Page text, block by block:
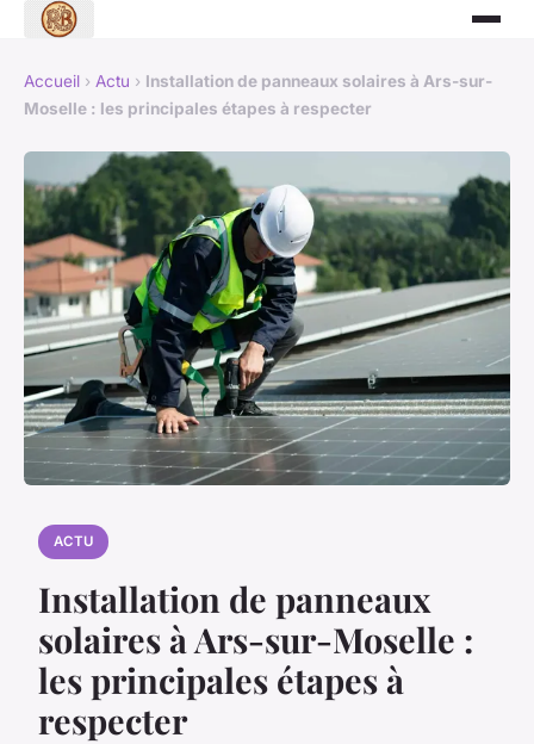
Accueil › Actu › Installation de panneaux solaires à Ars-sur-
Moselle : les principales étapes à respecter
ACTU
Installation de panneaux
solaires à Ars-sur-Moselle :
les principales étapes à
respecter